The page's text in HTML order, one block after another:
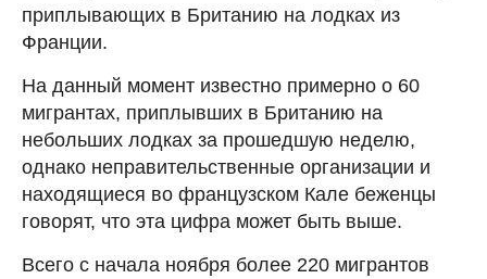
приплывающих в Британию на лодках из
Франции.
На данный момент известно примерно о 60
мигрантах, приплывших в Британию на
небольших лодках за прошедшую неделю,
однако неправительственные организации и
находящиеся во французском Кале беженцы
говорят, что эта цифра может быть выше.
Всего с начала ноября более 220 мигрантов